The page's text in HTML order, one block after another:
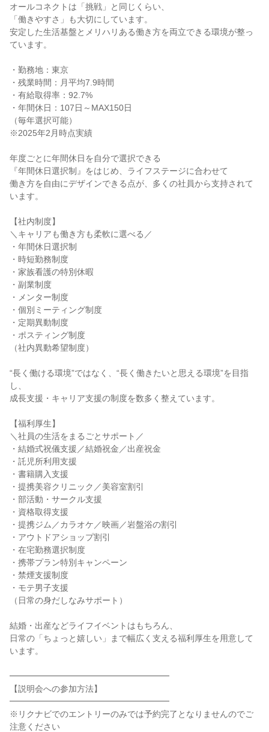
オールコネクトは「挑戦」と同じくらい、
「働きやすさ」も大切にしています。
安定した生活基盤とメリハリある働き方を両立できる環境が整っ
ています。
・勤務地：東京
・残業時間：月平均7.9時間
・有給取得率：92.7%
・年間休日：107日～MAX150日
（毎年選択可能）
※2025年2月時点実績
年度ごとに年間休日を自分で選択できる
『年間休日選択制』をはじめ、ライフステージに合わせて
働き方を自由にデザインできる点が、多くの社員から支持されて
います。
【社内制度】
＼キャリアも働き方も柔軟に選べる／
・年間休日選択制
・時短勤務制度
・家族看護の特別休暇
・副業制度
・メンター制度
・個別ミーティング制度
・定期異動制度
・ポスティング制度
（社内異動希望制度）
“長く働ける環境”ではなく、“長く働きたいと思える環境”を目指
し、
成長支援・キャリア支援の制度を数多く整えています。
【福利厚生】
＼社員の生活をまるごとサポート／
・結婚式祝儀支援／結婚祝金／出産祝金
・託児所利用支援
・書籍購入支援
・提携美容クリニック／美容室割引
・部活動・サークル支援
・資格取得支援
・提携ジム／カラオケ／映画／岩盤浴の割引
・アウトドアショップ割引
・在宅勤務選択制度
・携帯プラン特別キャンペーン
・禁煙支援制度
・モテ男子支援
（日常の身だしなみサポート）
結婚・出産などライフイベントはもちろん、
日常の「ちょっと嬉しい」まで幅広く支える福利厚生を用意して
います。
━━━━━━━━━━━━━━━━━━━
【説明会への参加方法】
━━━━━━━━━━━━━━━━━━━
※リクナビでのエントリーのみでは予約完了となりませんのでご
注意ください